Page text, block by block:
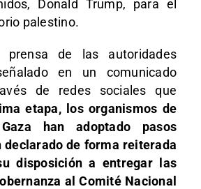
Donald Trump, para el
palestino.
de las autoridades
en un comunicado
de redes sociales que
etapa, los organismos de
han adoptado pasos
declarado de forma reiterada
disposición a entregar las
al Comité Nacional